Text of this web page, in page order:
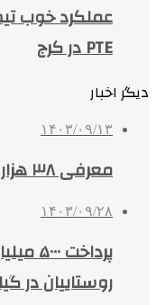
عملکرد خوب
PTE در کرج
دیگر اخبار
۱۴۰۳/۰۹/۱۳
معرفی ۳۸ هزار خانه خالی جدید به سازمان مالیات
۱۴۰۳/۰۹/۲۸
روستاییان در